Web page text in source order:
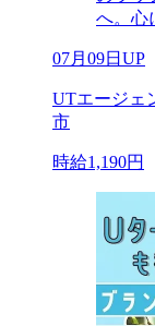
へ。心
07月09日UP
UTエージェ
市
時給1,190円